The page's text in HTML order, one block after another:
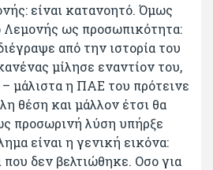
είναι κατανοητό. Όμως
Λεμονής ως προσωπικότητα:
από την ιστορία του
μίλησε εναντίον του,
μάλιστα η ΠΑΕ του πρότεινε
θέση και μάλλον έτσι θα
προσωρινή λύση υπήρξε
είναι η γενική εικόνα:
που δεν βελτιώθηκε. Οσο για